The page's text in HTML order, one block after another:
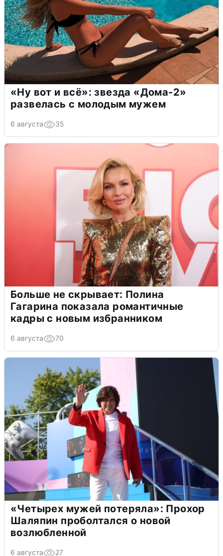
«Ну вот и всё»: звезда «Дома-2»
развелась с молодым мужем
6 августа 35
Больше не скрывает: Полина
Гагарина показала романтичные
кадры с новым избранником
6 августа 70
«Четырех мужей потеряла»: Прохор
Шаляпин проболтался о новой
возлюбленной
6 августа 27